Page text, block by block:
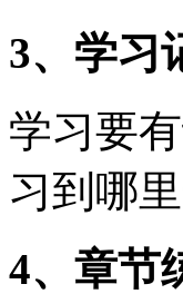
3、学习
学习要
习到哪
4、章节